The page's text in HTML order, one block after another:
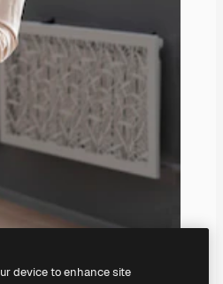
device to enhance site